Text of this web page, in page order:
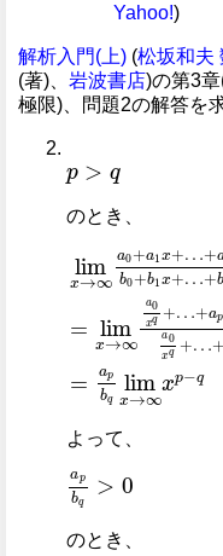
Yahoo!)
解析入門(上) (松坂和夫
(著)、 岩波書店)の第3
極限)、問題2の解答を
p > q
p>q
のとき、
lim
x→∞
a0+a1x+…+
b0+b1x+…+b
= lim
x→∞
a0
xq +…+ap
a0
xq +…+
= ap
bq
lim
x→∞
xp−q
lim x→∞ a0+a1x+
よって、
ap
bq
> 0
ap bq> 0
のとき、